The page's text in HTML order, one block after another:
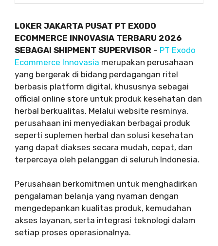
LOKER JAKARTA PUSAT PT EXODO
ECOMMERCE INNOVASIA TERBARU 2026
SEBAGAI SHIPMENT SUPERVISOR – PT Exodo
Ecommerce Innovasia merupakan perusahaan
yang bergerak di bidang perdagangan ritel
berbasis platform digital, khususnya sebagai
official online store untuk produk kesehatan dan
herbal berkualitas. Melalui website resminya,
perusahaan ini menyediakan berbagai produk
seperti suplemen herbal dan solusi kesehatan
yang dapat diakses secara mudah, cepat, dan
terpercaya oleh pelanggan di seluruh Indonesia.
Perusahaan berkomitmen untuk menghadirkan
pengalaman belanja yang nyaman dengan
mengedepankan kualitas produk, kemudahan
akses layanan, serta integrasi teknologi dalam
setiap proses operasionalnya.